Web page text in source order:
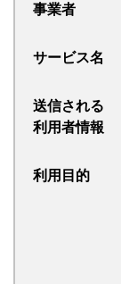
事業者
サービス名
送信される
利用者情報
利用目的